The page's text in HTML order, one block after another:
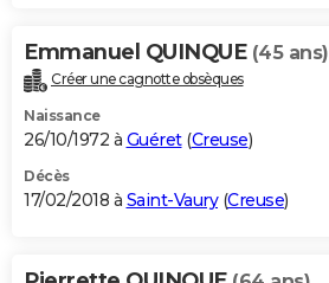
Emmanuel QUINQUE (45 ans)
Créer une cagnotte obsèques
Naissance
26/10/1972 à Guéret(Creuse)
Décès
17/02/2018 à Saint-Vaury(Creuse)